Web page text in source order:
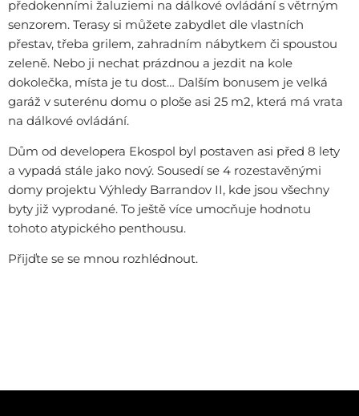
předokenními žaluziemi na dálkové ovládání s větrným
senzorem. Terasy si můžete zabydlet dle vlastních
přestav, třeba grilem, zahradním nábytkem či spoustou
zeleně. Nebo ji nechat prázdnou a jezdit na kole
dokolečka, místa je tu dost… Dalším bonusem je velká
garáž v suterénu domu o ploše asi 25 m2, která má vrata
na dálkové ovládání.
Dům od developera Ekospol byl postaven asi před 8 lety
a vypadá stále jako nový. Sousedí se 4 rozestavěnými
domy projektu Výhledy Barrandov II, kde jsou všechny
byty již vyprodané. To ještě více umocňuje hodnotu
tohoto atypického penthousu.
Přijďte se se mnou rozhlédnout.